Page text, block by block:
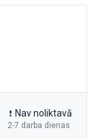
2-7 darba dienas
Nav noliktavā